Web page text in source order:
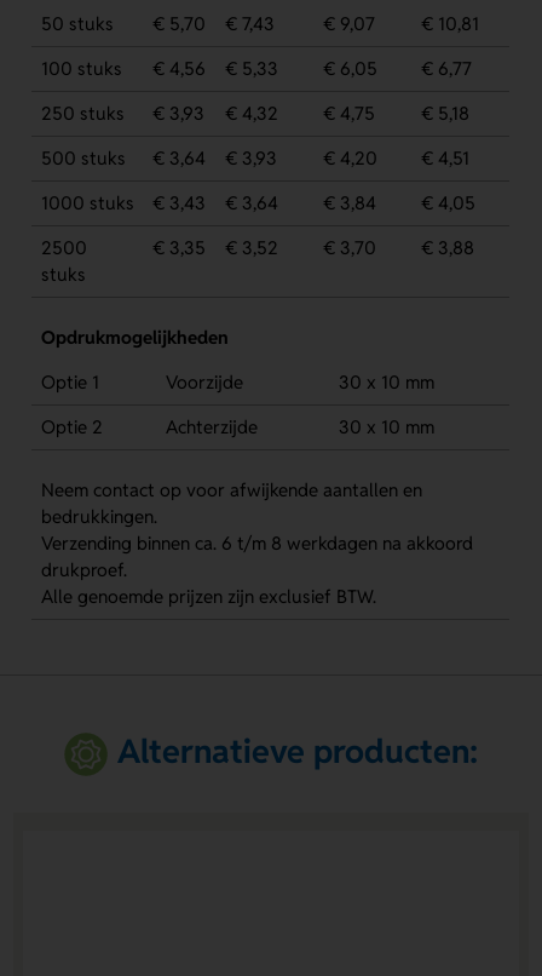
50 stuks € 5,70 € 7,43 € 9,07
€ 10,81
100 stuks
€ 4,56 € 5,33 € 6,05
€ 6,77
250 stuks
€ 3,93 € 4,32 € 4,75
€ 5,18
500 stuks
€ 3,64 € 3,93 € 4,20
€ 4,51
1000 stuks
€ 3,43 € 3,64 € 3,84
€ 4,05
2500
stuks
€ 3,35 € 3,52 € 3,70 € 3,88
Opdrukmogelijkheden
Optie 1
Voorzijde
30 x 10 mm
Optie 2
Achterzijde 30 x 10 mm
Neem contact op voor afwijkende aantallen en
bedrukkingen.
Verzending binnen ca. 6 t/m 8 werkdagen na akkoord
drukproef.
Alle genoemde prijzen zijn exclusief BTW.
Alternatieve producten: